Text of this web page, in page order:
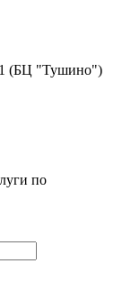
1 (БЦ "Тушино")
по